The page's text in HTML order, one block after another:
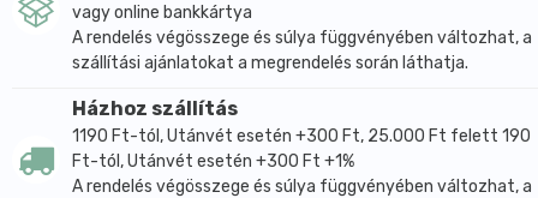
vagy online bankkártya
A rendelés végösszege és súlya függvényében változhat, a
szállítási ajánlatokat a megrendelés során láthatja.
Házhoz szállítás
1190 Ft-tól, Utánvét esetén +300 Ft, 25.000 Ft felett 190
Ft-tól, Utánvét esetén +300 Ft +1%
A rendelés végösszege és súlya függvényében változhat, a